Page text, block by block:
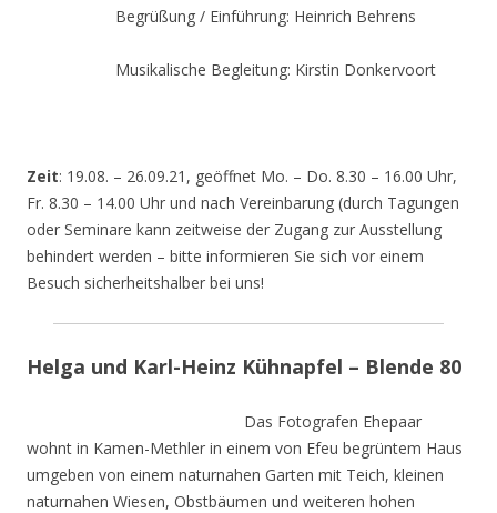
Begrüßung / Einführung: Heinrich Behrens
Musikalische Begleitung: Kirstin Donkervoort
Zeit: 19.08. – 26.09.21, geöffnet Mo. – Do. 8.30 – 16.00 Uhr,
Fr. 8.30 – 14.00 Uhr und nach Vereinbarung (durch Tagungen
oder Seminare kann zeitweise der Zugang zur Ausstellung
behindert werden – bitte informieren Sie sich vor einem
Besuch sicherheitshalber bei uns!
Helga und Karl-Heinz Kühnapfel – Blende 80
Das Fotografen Ehepaar
wohnt in Kamen-Methler in einem von Efeu begrüntem Haus
umgeben von einem naturnahen Garten mit Teich, kleinen
naturnahen Wiesen, Obstbäumen und weiteren hohen